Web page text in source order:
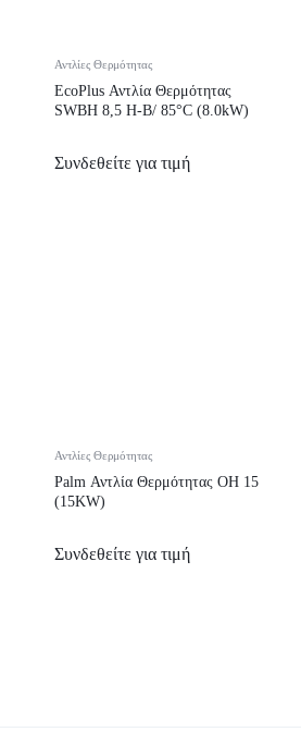
Αντλίες Θερμότητας
EcoPlus Αντλία Θερμότητας
SWBH 8,5 H-B/ 85°C (8.0kW)
Συνδεθείτε για τιμή
Αντλίες Θερμότητας
Palm Αντλία Θερμότητας OH 15
(15KW)
Συνδεθείτε για τιμή